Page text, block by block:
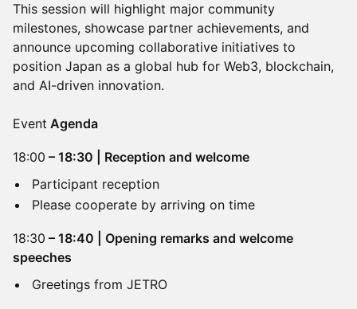
This session will highlight major community
milestones, showcase partner achievements, and
announce upcoming collaborative initiatives to
position Japan as a global hub for Web3, blockchain,
and AI-driven innovation.
Event Agenda
18:00 – 18:30 | Reception and welcome
Participant reception
Please cooperate by arriving on time
18:30 – 18:40 | Opening remarks and welcome
speeches
Greetings from JETRO